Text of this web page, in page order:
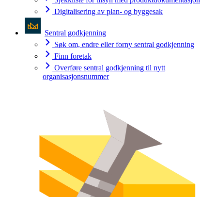
Digitalisering av plan- og byggesak
Sentral godkjenning
Søk om, endre eller forny sentral godkjenning
Finn foretak
Overføre sentral godkjenning til nytt
organisasjonsnummer